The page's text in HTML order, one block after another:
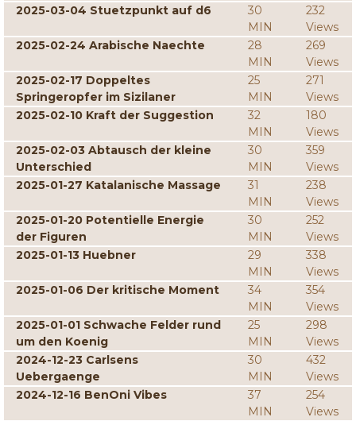
2025-03-04 Stuetzpunkt auf d6
30
MIN
232
Views
2025-02-24 Arabische Naechte
28
MIN
269
Views
2025-02-17 Doppeltes
Springeropfer im Sizilaner
25
MIN
271
Views
2025-02-10 Kraft der Suggestion
32
MIN
180
Views
2025-02-03 Abtausch der kleine
Unterschied
30
MIN
359
Views
2025-01-27 Katalanische Massage
31
MIN
238
Views
2025-01-20 Potentielle Energie
der Figuren
30
MIN
252
Views
2025-01-13 Huebner
29
MIN
338
Views
2025-01-06 Der kritische Moment
34
MIN
354
Views
2025-01-01 Schwache Felder rund
um den Koenig
25
MIN
298
Views
2024-12-23 Carlsens
Uebergaenge
30
MIN
432
Views
2024-12-16 BenOni Vibes
37
MIN
254
Views